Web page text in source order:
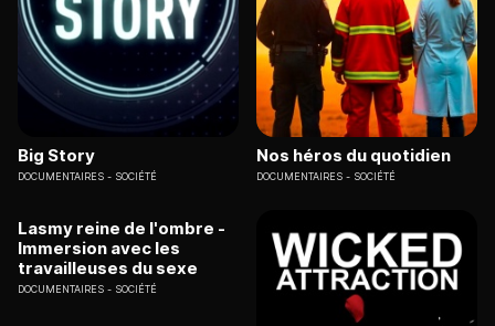
Big Story
DOCUMENTAIRES SOCIÉTÉ
Nos héros du quotidien
DOCUMENTAIRES SOCIÉTÉ
Lasmy reine de l'ombre -
Immersion avec les
travailleuses du sexe
DOCUMENTAIRES SOCIÉTÉ